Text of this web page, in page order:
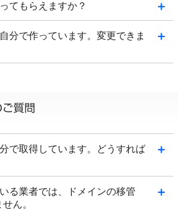
てもらえますか？
分で作っています。変更できま
ご質問
で取得しています。どうすれば
る業者では、ドメインの移管
ん。